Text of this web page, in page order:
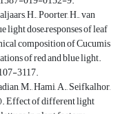
H., Poorter, H., van
light dose–responses of leaf
composition of Cucumis
of red and blue light.
3117.
M., Hami, A., Seifkalhor,
Effect of different light